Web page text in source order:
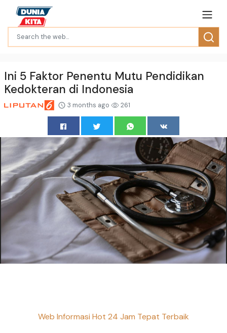
Ini 5 Faktor Penentu Mutu Pendidikan
Kedokteran di Indonesia
3 months ago 261
Web Informasi Hot 24 Jam Tepat Terbaik